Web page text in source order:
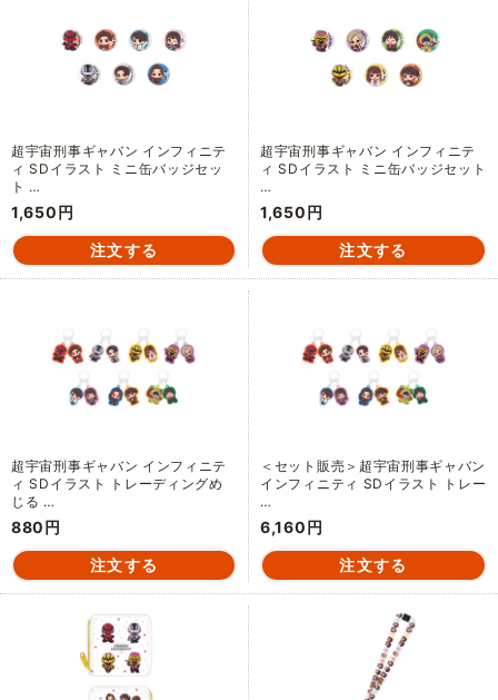
超宇宙刑事ギャバン インフィニテ
ィ SDイラスト ミニ缶バッジセッ
ト …
1,650円
超宇宙刑事ギャバン インフィニテ
ィ SDイラスト ミニ缶バッジセット
…
1,650円
超宇宙刑事ギャバン インフィニテ
ィ SDイラスト トレーディングめ
じる …
880円
＜セット販売＞超宇宙刑事ギャバン
インフィニティ SDイラスト トレー
…
6,160円